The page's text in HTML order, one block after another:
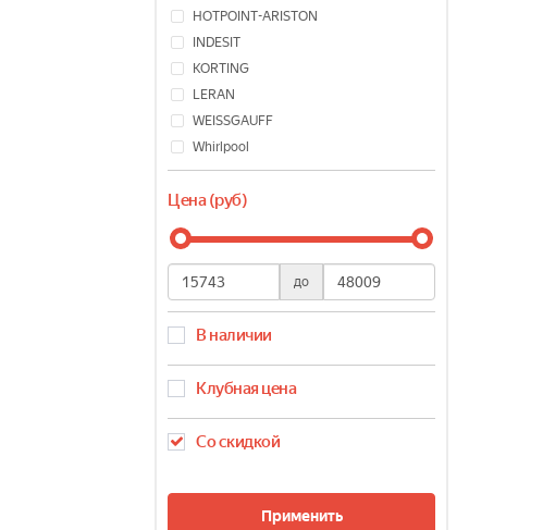
HOTPOINT-ARISTON
INDESIT
KORTING
LERAN
WEISSGAUFF
Whirlpool
Willmark
ZANUSSI
Цена (руб)
до
В наличии
Клубная цена
Со скидкой
Применить